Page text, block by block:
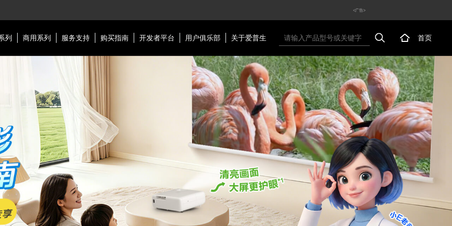
<广告>
列 商用系列 服务支持 购买指南 开发者平台 用户俱乐部 关于爱普生 首页